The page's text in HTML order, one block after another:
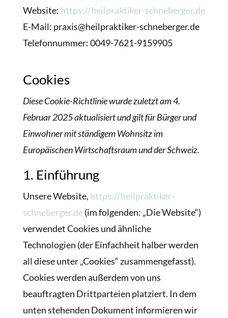
Website: https://heilpraktiker-schneberger.de
E-Mail: praxis@heilpraktiker-schneberger.de
Telefonnummer: 0049-7621-9159905
Cookies
Diese Cookie-Richtlinie wurde zuletzt am 4.
Februar 2025 aktualisiert und gilt für Bürger und
Einwohner mit ständigem Wohnsitz im
Europäischen Wirtschaftsraum und der Schweiz.
1. Einführung
Unsere Website, https://heilpraktiker-
schneberger.de(im folgenden: „Die Website“)
verwendet Cookies und ähnliche
Technologien (der Einfachheit halber werden
all diese unter „Cookies“ zusammengefasst).
Cookies werden außerdem von uns
beauftragten Drittparteien platziert. In dem
unten stehenden Dokument informieren wir